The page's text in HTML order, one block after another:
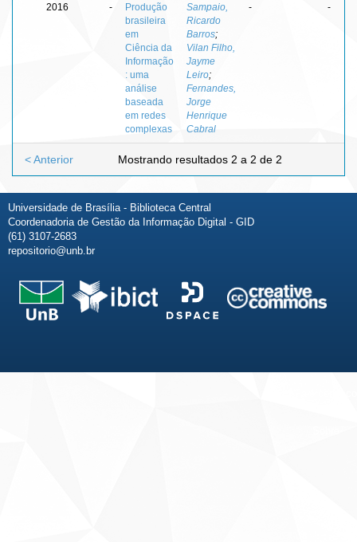
2016 -
Produção
brasileira
em
Ciência da
Informação
: uma
análise
baseada
em redes
complexas
Sampaio,
Ricardo
Barros;
Vilan Filho,
Jayme
Leiro;
Fernandes,
Jorge
Henrique
Cabral
- -
Mostrando resultados 2 a 2 de 2
< Anterior
Universidade de Brasília - Biblioteca Central
Coordenadoria de Gestão da Informação Digital - GID
(61) 3107-2683
repositorio@unb.br